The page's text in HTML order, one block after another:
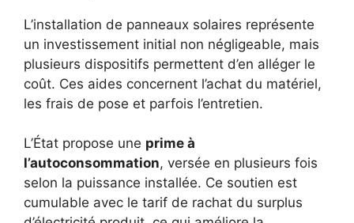
L’installation de panneaux solaires représente
un investissement initial non négligeable, mais
plusieurs dispositifs permettent d’en alléger le
coût. Ces aides concernent l’achat du matériel,
les frais de pose et parfois l’entretien.
L’État propose une prime à
l’autoconsommation, versée en plusieurs fois
selon la puissance installée. Ce soutien est
cumulable avec le tarif de rachat du surplus